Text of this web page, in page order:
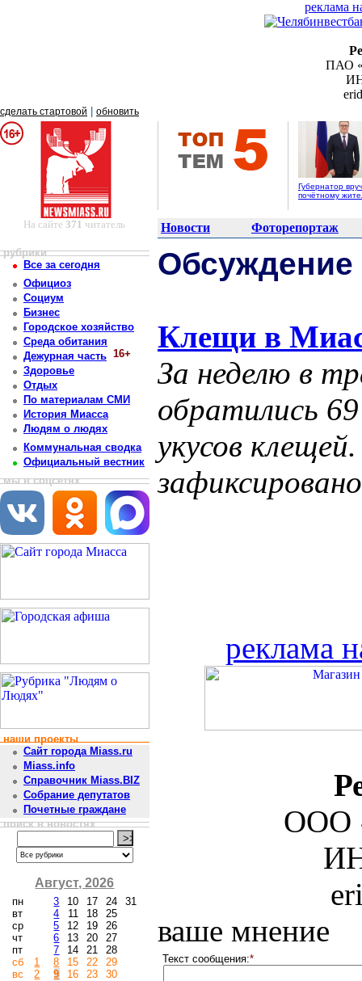
реклама
ПАО
сделать стартовой обновить
Губернатор
почётному
На сайте371 читатель Новости Фоторепортаж
рубрики
Все за сегодня
Официоз
Социум
Бизнес
Городское хозяйство
Среда обитания
Дежурная часть 16+
Здоровье
Отдых
По материалам СМИ
История Миасса
Людям о людях
Коммунальная сводка
Официальный вестник
мы в соцсетях
наши проекты
Сайт города Miass.ru
Miass.info
Справочник Miass.BIZ
Собрание депутатов
Почетные граждане
поиск в новостях
Август, 2026
пн
вт
ср
чт
пт
сб
вс
1
2
3
4
5
6
7
8
9
10
11
12
13
14
15
16
17
18
19
20
21
22
23
24
25
26
27
28
29
30
31
Клещи в
За неделю в
обратились
укусов
реклама
ООО
ваше мнение
Текст сообщения:*